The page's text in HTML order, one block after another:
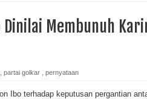
Dinilai Membunuh
partai golkar pernyataan
Ibo terhadap keputusan pergantian